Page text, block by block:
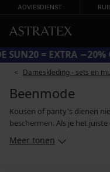
ADVIESDIENST
CODE SUN20 = EXTRA
Dameskleding - sets en
Beenmode
Kousen of panty's dienen
beschermen. Als je het
gedurfd kanten, grafisch of
Meer tonen